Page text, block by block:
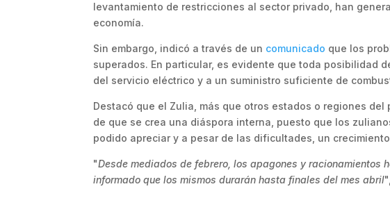
levantamiento de restricciones al sector privado, han
economía.
Sin embargo, indicó a través de un comunicado que los
superados. En particular, es evidente que toda posibilidad
del servicio eléctrico y a un suministro suficiente de
Destacó que el Zulia, más que otros estados o regiones
de que se crea una diáspora interna, puesto que los
podido apreciar y a pesar de las dificultades, un
"Desde mediados de febrero, los apagones y racionamientos
informado que los mismos durarán hasta finales del mes abril